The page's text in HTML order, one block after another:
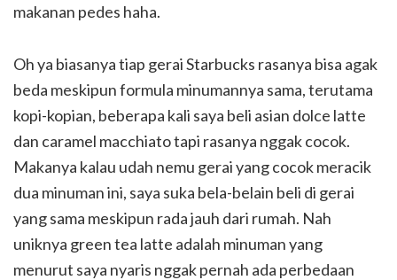
makanan pedes haha.
Oh ya biasanya tiap gerai Starbucks rasanya bisa agak
beda meskipun formula minumannya sama, terutama
kopi-kopian, beberapa kali saya beli asian dolce latte
dan caramel macchiato tapi rasanya nggak cocok.
Makanya kalau udah nemu gerai yang cocok meracik
dua minuman ini, saya suka bela-belain beli di gerai
yang sama meskipun rada jauh dari rumah. Nah
uniknya green tea latte adalah minuman yang
menurut saya nyaris nggak pernah ada perbedaan